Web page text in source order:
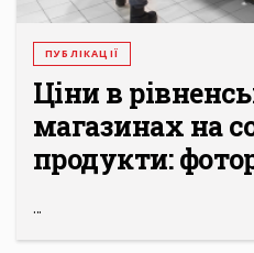
ПУБЛІКАЦІЇ
Ціни в
магазинах на
продукти:
...